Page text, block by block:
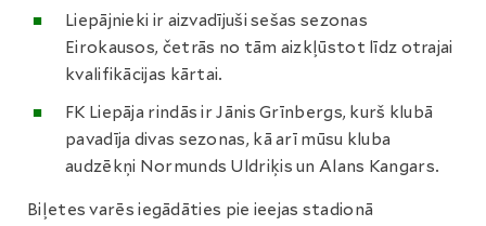
Liepājnieki ir aizvadījuši sešas sezonas
Eirokausos, četrās no tām aizkļūstot līdz otrajai
kvalifikācijas kārtai.
FK Liepāja rindās ir Jānis Grīnbergs, kurš klubā
pavadīja divas sezonas, kā arī mūsu kluba
audzēkņi Normunds Uldriķis un Alans Kangars.
Biļetes varēs iegādāties pie ieejas stadionā